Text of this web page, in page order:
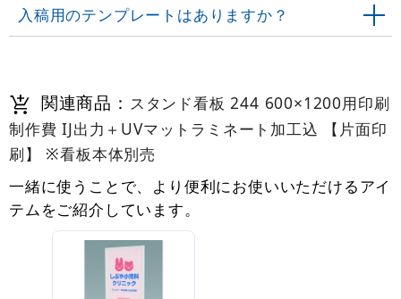
入稿用のテンプレートはありますか？
関連商品： スタンド看板 244 600×1200用印刷
制作費 IJ出力＋UVマットラミネート加工込 【片面印
刷】 ※看板本体別売
一緒に使うことで、より便利にお使いいただけるアイ
テムをご紹介しています。